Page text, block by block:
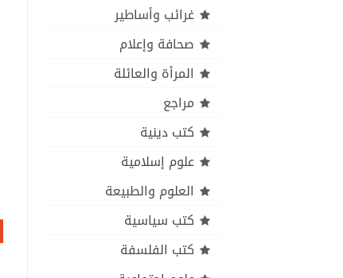
غرائب وأساطير
صحافة وإعلام
المرأة والعائلة
مراجع
كتب دينية
علوم إسلامية
العلوم والطبيعة
كتب سياسية
كتب الفلسفة